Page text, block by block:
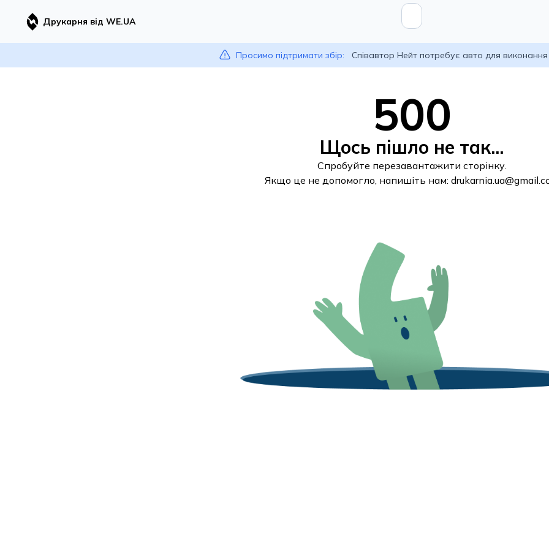
Друкарня від WE.UA
Просимо підтримати збір: Співавтор Нейт потребує авто для
500
Щось пішло не так...
Спробуйте перезавантажити сторінку.
Якщо це не допомогло, напишіть нам: